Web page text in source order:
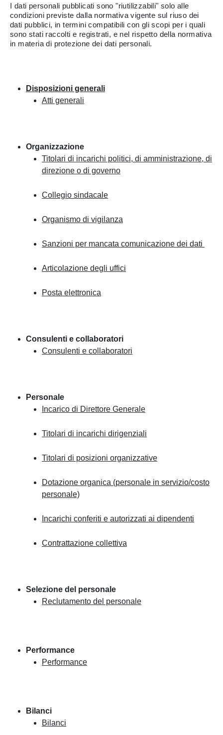
I dati personali pubblicati sono "riutilizzabili" solo alle
condizioni previste dalla normativa vigente sul riuso dei
dati pubblici, in termini compatibili con gli scopi per i quali
sono stati raccolti e registrati, e nel rispetto della normativa
in materia di protezione dei dati personali.
Disposizioni generali
Atti generali
Organizzazione
Titolari di incarichi politici, di amministrazione, di
direzione o di governo
Collegio sindacale
Organismo di vigilanza
Sanzioni per mancata comunicazione dei dati
Articolazione degli uffici
Posta elettronica
Consulenti e collaboratori
Consulenti e collaboratori
Personale
Incarico di Direttore Generale
Titolari di incarichi dirigenziali
Titolari di posizioni organizzative
Dotazione organica (personale in servizio/costo
personale)
Incarichi conferiti e autorizzati ai dipendenti
Contrattazione collettiva
Selezione del personale
Reclutamento del personale
Performance
Performance
Bilanci
Bilanci